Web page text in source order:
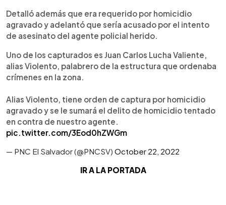
Detalló además que era requerido por homicidio
agravado y adelantó que sería acusado por el intento
de asesinato del agente policial herido.
Uno de los capturados es Juan Carlos Lucha Valiente,
alias Violento, palabrero de la estructura que ordenaba
crímenes en la zona.
Alias Violento, tiene orden de captura por homicidio
agravado y se le sumará el delito de homicidio tentado
en contra de nuestro agente.
pic.twitter.com/3Eod0hZWGm
— PNC El Salvador (@PNCSV) October 22, 2022
IR A LA PORTADA